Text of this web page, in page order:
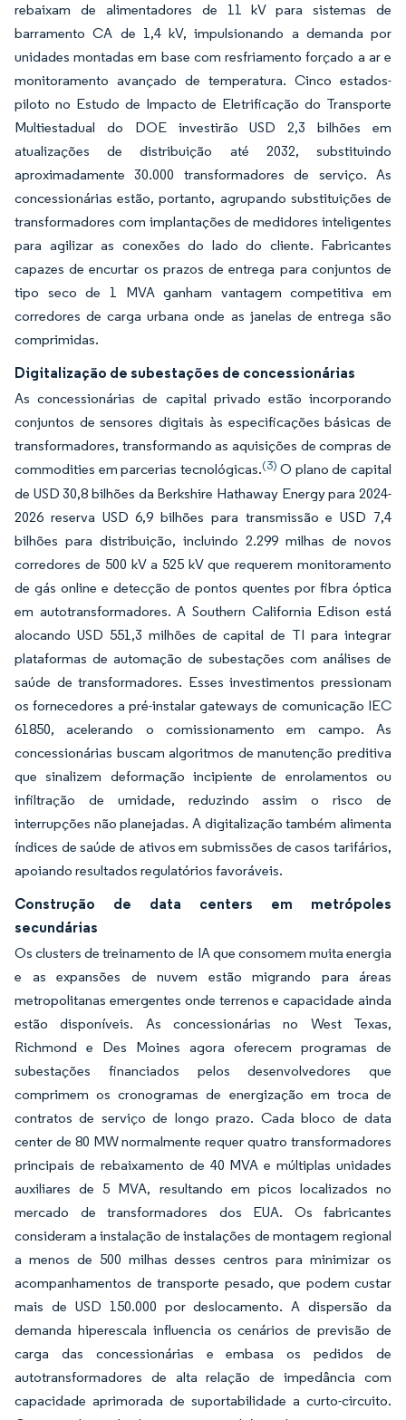
rebaixam de alimentadores de 11 kV para sistemas de
barramento CA de 1,4 kV, impulsionando a demanda por
unidades montadas em base com resfriamento forçado a ar e
monitoramento avançado de temperatura. Cinco estados-
piloto no Estudo de Impacto de Eletrificação do Transporte
Multiestadual do DOE investirão USD 2,3 bilhões em
atualizações de distribuição até 2032, substituindo
aproximadamente 30.000 transformadores de serviço. As
concessionárias estão, portanto, agrupando substituições de
transformadores com implantações de medidores inteligentes
para agilizar as conexões do lado do cliente. Fabricantes
capazes de encurtar os prazos de entrega para conjuntos de
tipo seco de 1 MVA ganham vantagem competitiva em
corredores de carga urbana onde as janelas de entrega são
comprimidas.
Digitalização de subestações de concessionárias
As concessionárias de capital privado estão incorporando
conjuntos de sensores digitais às especificações básicas de
transformadores, transformando as aquisições de compras de
commodities em parcerias tecnológicas.(3) O plano de capital
de USD 30,8 bilhões da Berkshire Hathaway Energy para 2024-
2026 reserva USD 6,9 bilhões para transmissão e USD 7,4
bilhões para distribuição, incluindo 2.299 milhas de novos
corredores de 500 kV a 525 kV que requerem monitoramento
de gás online e detecção de pontos quentes por fibra óptica
em autotransformadores. A Southern California Edison está
alocando USD 551,3 milhões de capital de TI para integrar
plataformas de automação de subestações com análises de
saúde de transformadores. Esses investimentos pressionam
os fornecedores a pré-instalar gateways de comunicação IEC
61850, acelerando o comissionamento em campo. As
concessionárias buscam algoritmos de manutenção preditiva
que sinalizem deformação incipiente de enrolamentos ou
infiltração de umidade, reduzindo assim o risco de
interrupções não planejadas. A digitalização também alimenta
índices de saúde de ativos em submissões de casos tarifários,
apoiando resultados regulatórios favoráveis.
Construção de data centers em metrópoles
secundárias
Os clusters de treinamento de IA que consomem muita energia
e as expansões de nuvem estão migrando para áreas
metropolitanas emergentes onde terrenos e capacidade ainda
estão disponíveis. As concessionárias no West Texas,
Richmond e Des Moines agora oferecem programas de
subestações financiados pelos desenvolvedores que
comprimem os cronogramas de energização em troca de
contratos de serviço de longo prazo. Cada bloco de data
center de 80 MW normalmente requer quatro transformadores
principais de rebaixamento de 40 MVA e múltiplas unidades
auxiliares de 5 MVA, resultando em picos localizados no
mercado de transformadores dos EUA. Os fabricantes
consideram a instalação de instalações de montagem regional
a menos de 500 milhas desses centros para minimizar os
acompanhamentos de transporte pesado, que podem custar
mais de USD 150.000 por deslocamento. A dispersão da
demanda hiperescala influencia os cenários de previsão de
carga das concessionárias e embasa os pedidos de
autotransformadores de alta relação de impedância com
capacidade aprimorada de suportabilidade a curto-circuito.